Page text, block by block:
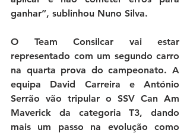
ganhar”, sublinhou Nuno Silva.
O Team Consilcar vai estar
representado com um segundo carro
na quarta prova do campeonato. A
equipa David Carreira e António
Serrão vão tripular o SSV Can Am
Maverick da categoria T3, dando
mais um passo na evolução como